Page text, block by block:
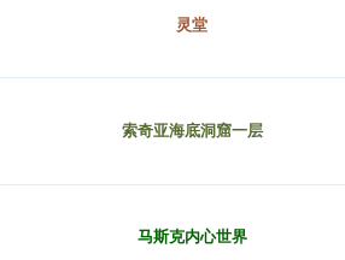
灵堂
索奇亚海底洞窟一层
马斯克内心世界